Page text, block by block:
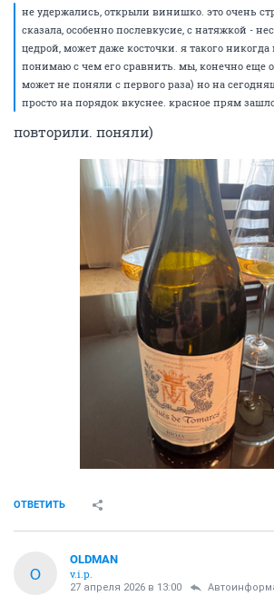
не удержались, открыли винишко. это очень
сказала, особенно послевкусие, с натяжкой -
цедрой, может даже косточки. я такого
понимаю с чем его сравнить. мы, конечно еще
может не поняли с первого раза) но на
просто на порядок вкуснее. красное прям
повторили. поняли)
ОТВЕТИТЬ
O
OLDMAN
v.i.p.
27 апреля 2026 в 13:00